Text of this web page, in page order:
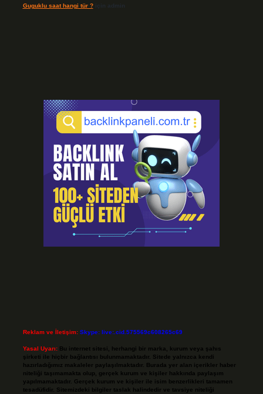
Guguklu saat hangi tür ?için admin
Reklam ve İletişim: Skype: live:.cid.575569c608265c69
Yasal Uyarı: Bu internet sitesi, herhangi bir marka, kurum veya şahıs
şirketi ile hiçbir bağlantısı bulunmamaktadır. Sitede yalnızca kendi
hazırladığımız makaleler paylaşılmaktadır. Burada yer alan içerikler haber
niteliği taşımamakta olup, gerçek kurum ve kişiler hakkında paylaşım
yapılmamaktadır. Gerçek kurum ve kişiler ile isim benzerlikleri tamamen
tesadüfidir. Sitemizdeki bilgiler taslak halindedir ve tavsiye niteliği